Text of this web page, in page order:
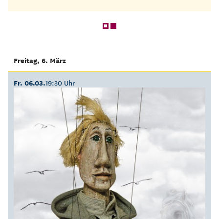
Freitag, 6. März
Fr. 06.03.19:30 Uhr